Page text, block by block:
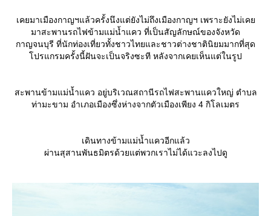
เคยมาเมืองกาญฯแล้วครั้งนึงแต่ยังไม่ถึงเมืองกาญฯ เพราะยังไม่เค
มาสะพานรถไฟข้ามแม่น้ำแคว ที่เป็นสัญลักษณ์ของจังหวัด
กาญจนบุรี ที่นักท่องเที่ยวทั้งชาวไทยและชาวต่างชาตินิยมมากที่สุด
ปรแกรมครั้งนี้ฝันจะเป็นจริงซะที หลังจากเคยเห็นแต่ในรูป
สะพานข้ามแม่น้ำแคว อยู่บริเวณสถานีรถไฟสะพานแควใหญ่ ตำบล
ท่ามะขาม อำเภอเมืองซึ่งห่างจากตัวเมืองเพียง 4 กิโลเมตร
เดินทางข้ามแม่น้ำแควอีกแล้ว
ผ่านสุสานพันธมิตรด้วยแต่พวกเราไม่ได้แวะลงไปดู